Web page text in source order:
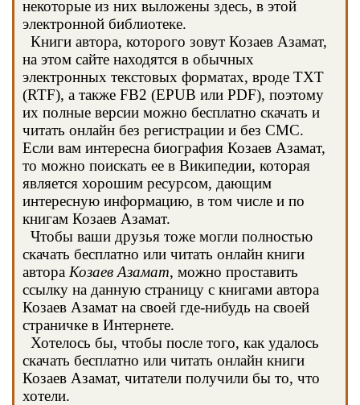
некоторые из них выложены здесь, в этой
электронной библиотеке.
Книги автора, которого зовут Козаев Азамат,
на этом сайте находятся в обычных
электронных текстовых форматах, вроде TXT
(RTF), а также FB2 (EPUB или PDF), поэтому
их полные версии можно бесплатно скачать и
читать онлайн без регистрации и без СМС.
Если вам интересна биография Козаев Азамат,
то можно поискать ее в Википедии, которая
является хорошим ресурсом, дающим
интересную информацию, в том числе и по
книгам Козаев Азамат.
Чтобы ваши друзья тоже могли полностью
скачать бесплатно или читать онлайн книги
автора Козаев Азамат, можно проставить
ссылку на данную страницу с книгами автора
Козаев Азамат на своей где-нибудь на своей
страничке в Интернете.
Хотелось бы, чтобы после того, как удалось
скачать бесплатно или читать онлайн книги
Козаев Азамат, читатели получили бы то, что
хотели.